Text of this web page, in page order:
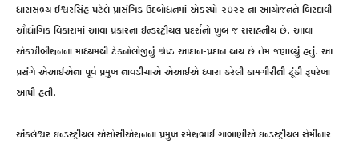
ધારાસભ્ય ઈશ્વરસિંહ પટેલે પ્રાસંગિક ઉદબોધનમાં એક્સ્પો-૨૦૨૨ ના આયોજનને બિરદાવી
ઔદ્યોગિક વિકાસમાં આવા પ્રકારના ઈન્ડસ્ટ્રીયલ પ્રદર્શનો ખુબ જ સરાહનીય છે. આવા
એકઝીબીશનના માધ્યમથી ટેકનોલોજીનું શ્રેષ્ઠ આદાન-પ્રદાન થાય છે તેમ જણાવ્યું હતું. આ
પ્રસંગે એઆઈએના પૂર્વ પ્રમુખ નાવડીયાએ એઆઈએ ધ્વારા કરેલી કામગીરીની ટૂંકી રૂપરેખા
આપી હતી.
અંકલેશ્વર ઇન્ડસ્ટ્રીયલ એસોસીએશનના પ્રમુખ રમેશભાઈ ગાબાણીએ ઇન્ડસ્ટ્રીયલ સેમીનાર